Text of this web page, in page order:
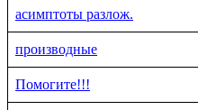
асимптоты разлож.
производные
Помогите!!!